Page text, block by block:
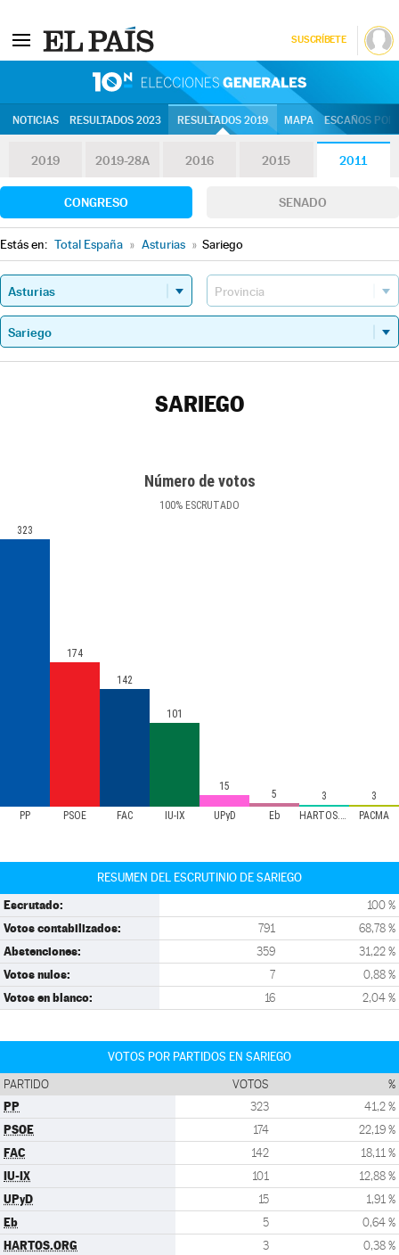
SUSCRÍBETE
NOTICIAS RESULTADOS 2023 RESULTADOS 2019 MAPA ESCAÑOS
2019 2019-28A 2016 2015 2011
CONGRESO SENADO
Estás en: Total España » Asturias » Sariego
SARIEGO
Número de votos
100% ESCRUTADO
PP PSOE FAC IU-IX UPyD Eb HARTOS.ORG PACMA
323
174
142
101
15
5 3 3
RESUMEN DEL ESCRUTINIO DE SARIEGO
Escrutado: 100 %
Votos contabilizados: 791 68,78 %
Abstenciones: 359 31,22 %
Votos nulos: 7 0,88 %
Votos en blanco: 16 2,04 %
VOTOS POR PARTIDOS EN SARIEGO
PARTIDO VOTOS %
PP 323 41,2 %
PSOE 174 22,19 %
FAC 142 18,11 %
IU-IX 101 12,88 %
UPyD 15 1,91 %
Eb 5 0,64 %
HARTOS.ORG 3 0,38 %